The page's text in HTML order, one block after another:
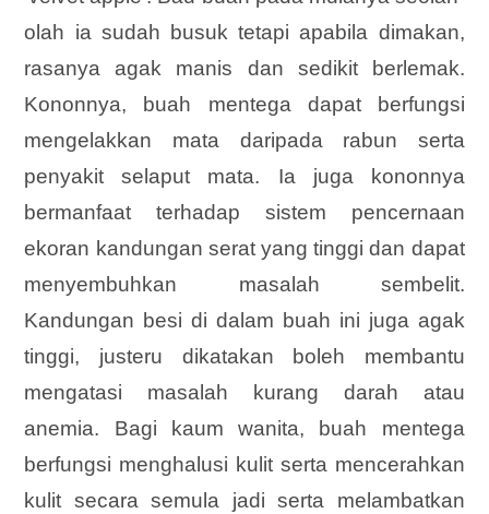
olah ia sudah busuk tetapi apabila dimakan,
rasanya agak manis dan sedikit berlemak.
Kononnya, buah mentega dapat berfungsi
mengelakkan mata daripada rabun serta
penyakit selaput mata. Ia juga kononnya
bermanfaat terhadap sistem pencernaan
ekoran kandungan serat yang tinggi dan dapat
menyembuhkan masalah sembelit.
Kandungan besi di dalam buah ini juga agak
tinggi, justeru dikatakan boleh membantu
mengatasi masalah kurang darah atau
anemia. Bagi kaum wanita, buah mentega
berfungsi menghalusi kulit serta mencerahkan
kulit secara semula jadi serta melambatkan